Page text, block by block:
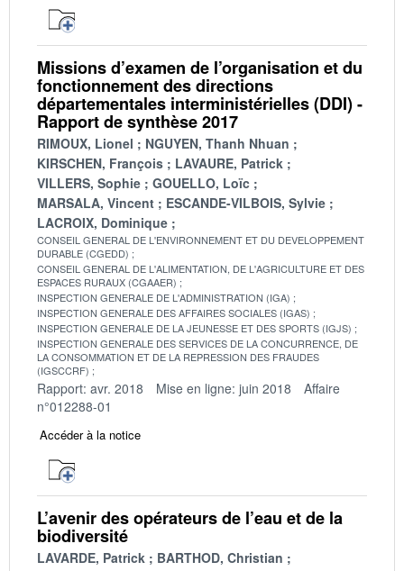
Missions d’examen de l’organisation et du
fonctionnement des directions
départementales interministérielles (DDI) -
Rapport de synthèse 2017
RIMOUX, Lionel
NGUYEN, Thanh Nhuan
KIRSCHEN, François
LAVAURE, Patrick
VILLERS, Sophie
GOUELLO, Loïc
MARSALA, Vincent
ESCANDE-VILBOIS, Sylvie
LACROIX, Dominique
CONSEIL GENERAL DE L'ENVIRONNEMENT ET DU DEVELOPPEMENT
DURABLE (CGEDD)
CONSEIL GENERAL DE L'ALIMENTATION, DE L'AGRICULTURE ET DES
ESPACES RURAUX (CGAAER)
INSPECTION GENERALE DE L'ADMINISTRATION (IGA)
INSPECTION GENERALE DES AFFAIRES SOCIALES (IGAS)
INSPECTION GENERALE DE LA JEUNESSE ET DES SPORTS (IGJS)
INSPECTION GENERALE DES SERVICES DE LA CONCURRENCE, DE
LA CONSOMMATION ET DE LA REPRESSION DES FRAUDES
(IGSCCRF)
Rapport: avr. 2018 Mise en ligne: juin 2018
Affaire
n°012288-01
Accéder à la notice
L’avenir des opérateurs de l’eau et de la
biodiversité
LAVARDE, Patrick
BARTHOD, Christian